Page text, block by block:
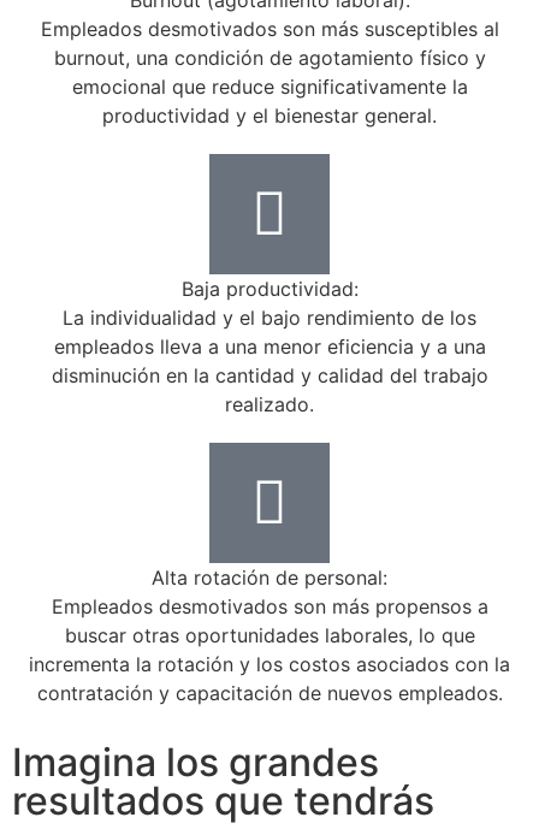
Empleados desmotivados son más susceptibles al
burnout, una condición de agotamiento físico y
emocional que reduce significativamente la
productividad y el bienestar general.
Baja productividad:
La individualidad y el bajo rendimiento de los
empleados lleva a una menor eficiencia y a una
disminución en la cantidad y calidad del trabajo
realizado.
Alta rotación de personal:
Empleados desmotivados son más propensos a
buscar otras oportunidades laborales, lo que
incrementa la rotación y los costos asociados con la
contratación y capacitación de nuevos empleados.
Imagina los grandes
resultados que tendrás